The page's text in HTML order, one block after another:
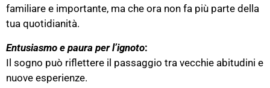
familiare e importante, ma che ora non fa più parte della
tua quotidianità​.
Entusiasmo e paura per l’ignoto:
Il sogno può riflettere il passaggio tra vecchie abitudini e
nuove esperienze.